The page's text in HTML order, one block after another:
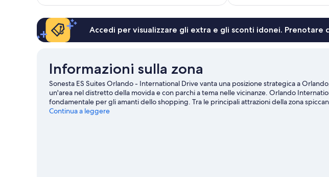
Accedi per visualizzare gli extra e gli sconti idonei. Prenotare
Informazioni sulla zona
Sonesta ES Suites Orlando - International Drive vanta una posizione strategica a
un'area nel distretto della movida e con parchi a tema nelle vicinanze. Orlando
fondamentale per gli amanti dello shopping. Tra le principali attrazioni della zona
LIFE Orlando Aquarium. Viaggi con dei bambini? Non perdere Orange County
Continua a leggere